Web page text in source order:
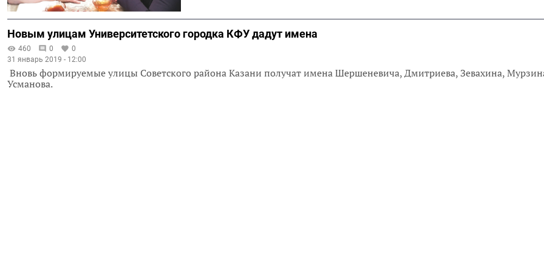
Новым улицам Университетского городка КФУ дадут имена
460 0
0
31 январь 2019 - 12:00
Вновь формируемые улицы Советского района Казани получат имена Шершеневича, Дмитриева, Зевахина,
Усманова.